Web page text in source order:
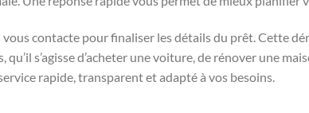
contacte pour finaliser les détails du prêt. Cette
s’agisse d’acheter une voiture, de rénover une
rapide, transparent et adapté à vos besoins.